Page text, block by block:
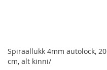
Spiraallukk 4mm autolock, 20
cm, alt kinni/